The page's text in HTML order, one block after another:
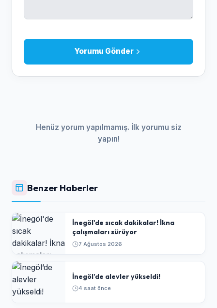
Yorumu Gönder
Henüz yorum yapılmamış. İlk yorumu siz
yapın!
Benzer Haberler
İnegöl'de sıcak dakikalar! İkna
çalışmaları sürüyor
7 Ağustos 2026
İnegöl’de alevler yükseldi!
4 saat önce